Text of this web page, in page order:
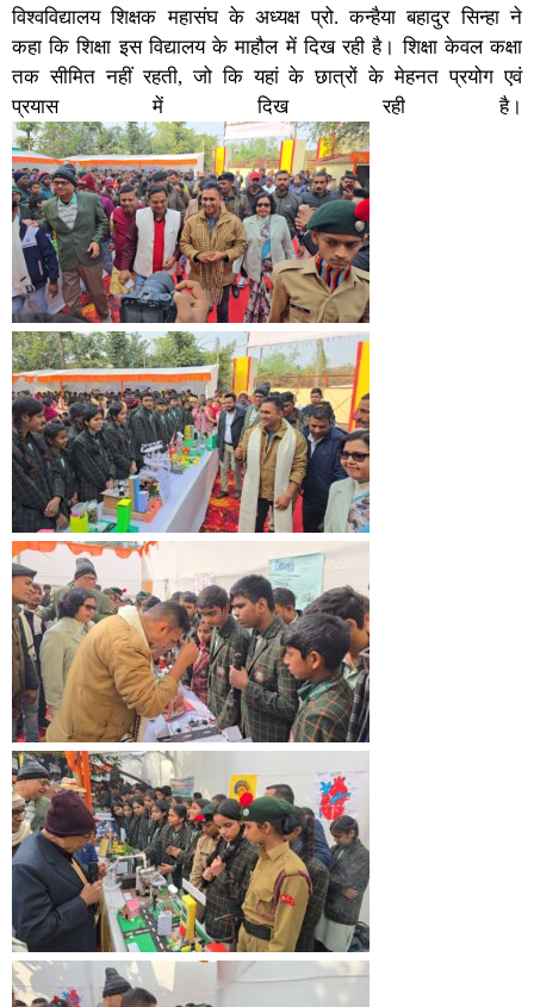
विश्वविद्यालय शिक्षक महासंघ के अध्यक्ष प्रो. कन्हैया बहादुर सिन्हा ने
कहा कि शिक्षा इस विद्यालय के माहौल में दिख रही है। शिक्षा केवल कक्षा
तक सीमित नहीं रहती, जो कि यहां के छात्रों के मेहनत प्रयोग एवं
प्रयास में दिख रही है।